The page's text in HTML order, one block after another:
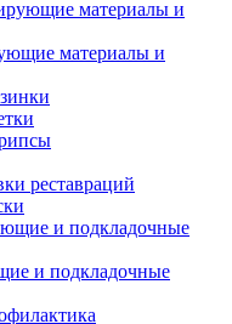
материалы и
реставраций
и подкладочные